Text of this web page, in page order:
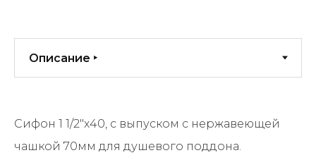
Сифон 1 1/2"х40, с выпуском с нержавеющей
чашкой 70мм для душевого поддона.